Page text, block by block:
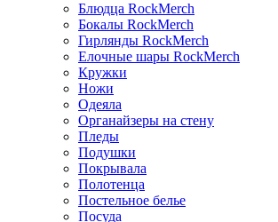
Блюдца RockMerch
Бокалы RockMerch
Гирлянды RockMerch
Елочные шары RockMerch
Кружки
Ножи
Одеяла
Органайзеры на стену
Пледы
Подушки
Покрывала
Полотенца
Постельное белье
Посуда